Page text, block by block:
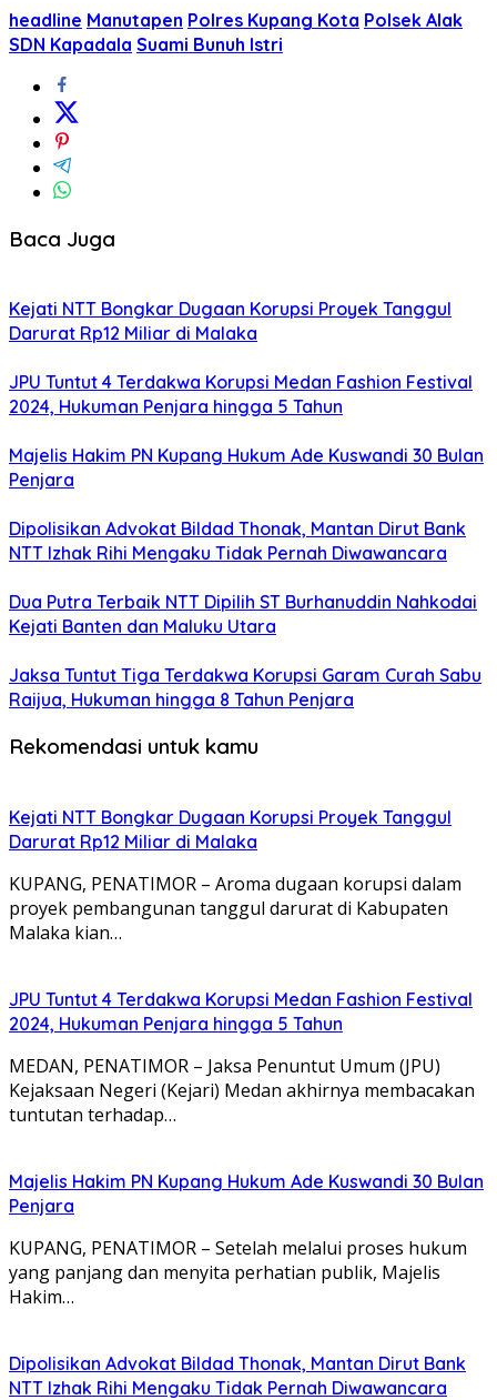
headline Manutapen Polres Kupang Kota Polsek Alak
SDN Kapadala Suami Bunuh Istri
Baca Juga
Kejati NTT Bongkar Dugaan Korupsi Proyek Tanggul
Darurat Rp12 Miliar di Malaka
JPU Tuntut 4 Terdakwa Korupsi Medan Fashion Festival
2024, Hukuman Penjara hingga 5 Tahun
Majelis Hakim PN Kupang Hukum Ade Kuswandi 30 Bulan
Penjara
Dipolisikan Advokat Bildad Thonak, Mantan Dirut Bank
NTT Izhak Rihi Mengaku Tidak Pernah Diwawancara
Dua Putra Terbaik NTT Dipilih ST Burhanuddin Nahkodai
Kejati Banten dan Maluku Utara
Jaksa Tuntut Tiga Terdakwa Korupsi Garam Curah Sabu
Raijua, Hukuman hingga 8 Tahun Penjara
Rekomendasi untuk kamu
Kejati NTT Bongkar Dugaan Korupsi Proyek Tanggul
Darurat Rp12 Miliar di Malaka
KUPANG, PENATIMOR – Aroma dugaan korupsi dalam
proyek pembangunan tanggul darurat di Kabupaten
Malaka kian…
JPU Tuntut 4 Terdakwa Korupsi Medan Fashion Festival
2024, Hukuman Penjara hingga 5 Tahun
MEDAN, PENATIMOR – Jaksa Penuntut Umum (JPU)
Kejaksaan Negeri (Kejari) Medan akhirnya membacakan
tuntutan terhadap…
Majelis Hakim PN Kupang Hukum Ade Kuswandi 30 Bulan
Penjara
KUPANG, PENATIMOR – Setelah melalui proses hukum
yang panjang dan menyita perhatian publik, Majelis
Hakim…
Dipolisikan Advokat Bildad Thonak, Mantan Dirut Bank
NTT Izhak Rihi Mengaku Tidak Pernah Diwawancara